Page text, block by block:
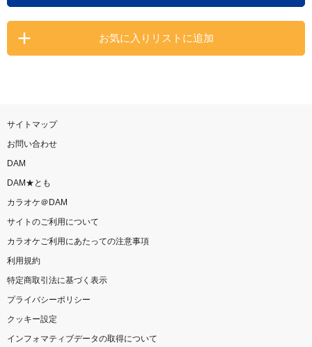
お気に入りリストに追加
サイトマップ
お問い合わせ
DAM
DAM★とも
カラオケ＠DAM
サイトのご利用について
カラオケご利用にあたっての注意事項
利用規約
特定商取引法に基づく表示
プライバシーポリシー
クッキー設定
インフォマティブデータの取得について